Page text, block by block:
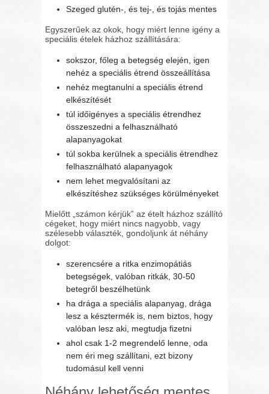
Szeged glutén-, és tej-, és tojás mentes
Egyszerűek az okok, hogy miért lenne igény a
speciális ételek házhoz szállítására:
sokszor, főleg a betegség elején, igen
nehéz a speciális étrend összeállítása
nehéz megtanulni a speciális étrend
elkészítését
túl időigényes a speciális étrendhez
összeszedni a felhasználható
alapanyagokat
túl sokba kerülnek a speciális étrendhez
felhasználható alapanyagok
nem lehet megvalósítani az
elkészítéshez szükséges körülményeket
Mielőtt „számon kérjük” az ételt házhoz szállító
cégeket, hogy miért nincs nagyobb, vagy
szélesebb választék, gondoljunk át néhány
dolgot:
szerencsére a ritka enzimopátiás
betegségek, valóban ritkák, 30-50
betegről beszélhetünk
ha drága a speciális alapanyag, drága
lesz a késztermék is, nem biztos, hogy
valóban lesz aki, megtudja fizetni
ahol csak 1-2 megrendelő lenne, oda
nem éri meg szállítani, ezt bizony
tudomásul kell venni